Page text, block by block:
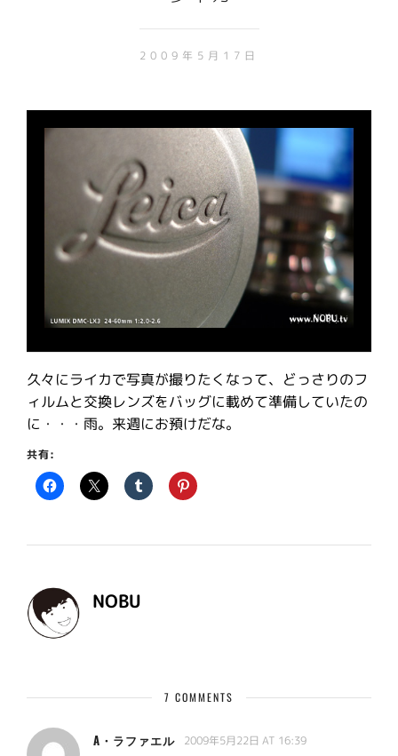
2009年5月17日
久々にライカで写真が撮りたくなって、どっさりのフ
ィルムと交換レンズをバッグに載めて準備していたの
に・・・雨。来週にお預けだな。
共有:
NOBU
7 COMMENTS
A・ラファエル 2009年5月22日 AT 16:39